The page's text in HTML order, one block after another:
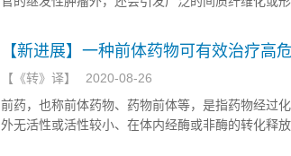
【新进展】一种前体药物可有效治疗高
【 《转》译】
2020-08-26
前药，也称前体药物、药物前体等，是指药物经过
外无活性或活性较小、在体内经酶或非酶的转化释